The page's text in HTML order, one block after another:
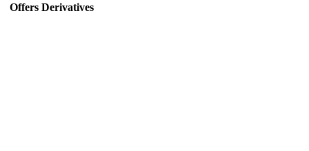
Offers Derivatives